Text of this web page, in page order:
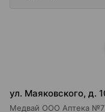
Медвай ООО Аптека №7